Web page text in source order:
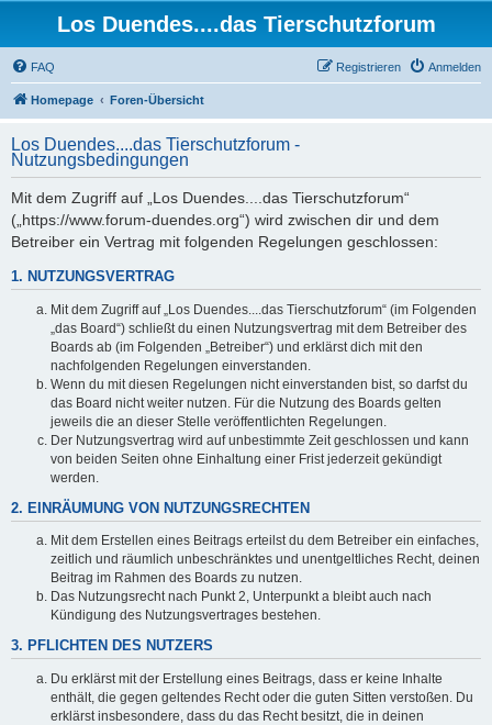
Los Duendes....das Tierschutzforum
FAQ Anmelden
Registrieren
Homepage Foren-Übersicht
Los Duendes....das Tierschutzforum -
Nutzungsbedingungen
Mit dem Zugriff auf „Los Duendes....das Tierschutzforum“
(„https://www.forum-duendes.org“) wird zwischen dir und dem
Betreiber ein Vertrag mit folgenden Regelungen geschlossen:
1. NUTZUNGSVERTRAG
Mit dem Zugriff auf „Los Duendes....das Tierschutzforum“ (im Folgenden
„das Board“) schließt du einen Nutzungsvertrag mit dem Betreiber des
Boards ab (im Folgenden „Betreiber“) und erklärst dich mit den
nachfolgenden Regelungen einverstanden.
Wenn du mit diesen Regelungen nicht einverstanden bist, so darfst du
das Board nicht weiter nutzen. Für die Nutzung des Boards gelten
jeweils die an dieser Stelle veröffentlichten Regelungen.
Der Nutzungsvertrag wird auf unbestimmte Zeit geschlossen und kann
von beiden Seiten ohne Einhaltung einer Frist jederzeit gekündigt
werden.
2. EINRÄUMUNG VON NUTZUNGSRECHTEN
Mit dem Erstellen eines Beitrags erteilst du dem Betreiber ein einfaches,
zeitlich und räumlich unbeschränktes und unentgeltliches Recht, deinen
Beitrag im Rahmen des Boards zu nutzen.
Das Nutzungsrecht nach Punkt 2, Unterpunkt a bleibt auch nach
Kündigung des Nutzungsvertrages bestehen.
3. PFLICHTEN DES NUTZERS
Du erklärst mit der Erstellung eines Beitrags, dass er keine Inhalte
enthält, die gegen geltendes Recht oder die guten Sitten verstoßen. Du
erklärst insbesondere, dass du das Recht besitzt, die in deinen